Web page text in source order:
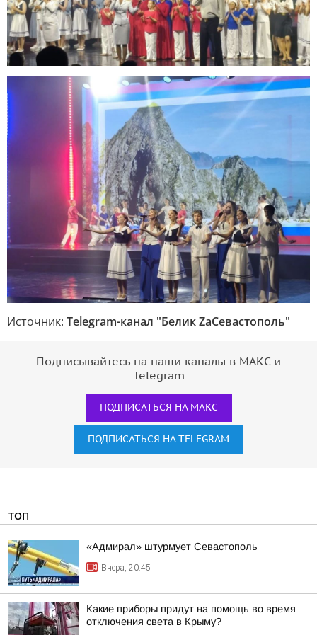
Источник: Telegram-канал "Белик ZaСевастополь"
Подписывайтесь на наши каналы в МАКС и
Telegram
ПОДПИСАТЬСЯ НА МАКС
ПОДПИСАТЬСЯ НА TELEGRAM
ТОП
«Адмирал» штурмует Севастополь
Вчера, 20:45
Какие приборы придут на помощь во время
отключения света в Крыму?